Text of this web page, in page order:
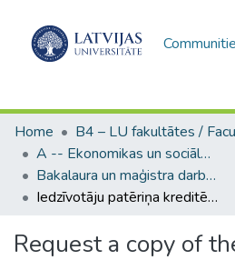
Home
A -- Ekonomikas un sociālo zinātņu fakultāte / Faculty of Economics and Social Sciences
Bakalaura un maģistra darbi (ESZF) / Bachelor's and Master's theses
Iedzīvotāju patēriņa kreditēšanas problēmas un risinājumi
Request a copy of